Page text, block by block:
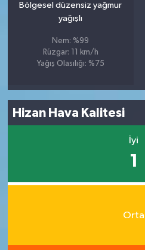
Bölgesel düzensiz yağmur
yağışlı
Nem: %99
Rüzgar: 11 km/h
Yağış Olasılığı: %75
Hizan Hava Kalitesi
İyi
1
Orta